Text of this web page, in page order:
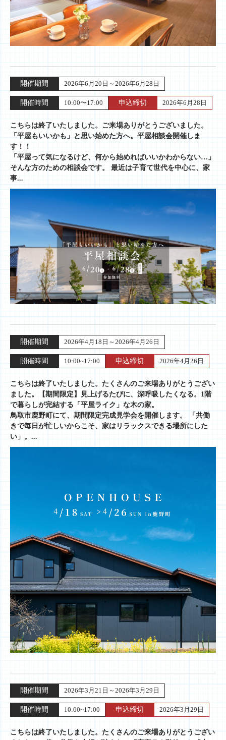
開催期間 2026年6月20日～2026年6月28日
開催時間 10:00〜17:00 申込締切 2026年6月28日
こちらは終了いたしました。ご来場ありがとうございました。
「平屋もいいかも」と思い始めた方へ。平屋相談会開催しま
す！！
「平屋って気になるけど、何から始めればいいかわからない…」
そんな方のための相談会です。 最近は子育て世代を中心に、家
事...
開催期間 2026年4月18日～2026年4月26日
開催時間 10:00~17:00 申込締切 2026年4月26日
こちらは終了いたしました。たくさんのご来場ありがとうござい
ました。【期間限定】見上げるたびに、深呼吸したくなる。1階
で暮らしが完結する「平屋ライク」な木の家。
鳥取市鹿野町にて、期間限定完成見学会を開催します。 「共働
きで毎日が忙しいからこそ、家はリラックスできる場所にした
い」。...
開催期間 2026年3月21日～2026年3月29日
開催時間 10:00~17:00 申込締切 2026年3月29日
こちらは終了いたしました。たくさんのご来場ありがとうござい